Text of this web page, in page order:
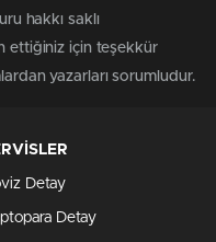
hakkı saklı
ettiğiniz için teşekkür
yazarları sorumludur.
Detay
Detay